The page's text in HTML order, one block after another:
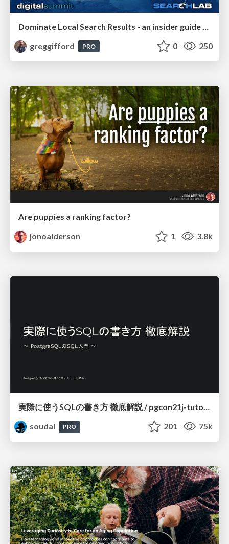
greggifford
PRO 0 250
Are puppies a ranking factor?
jonoalderson
1 3.8k
実際に使うSQLの書き方 徹底解説 / pgcon21j-tutorial
soudai
PRO 201 75k